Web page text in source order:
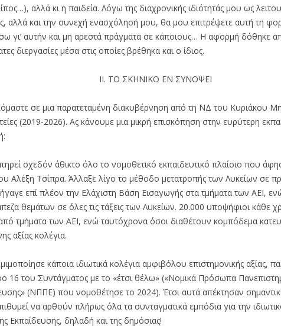
αλλά κι η παιδεία. Λόγω της διαχρονικής ιδιότητάς μου ως
αλλά και την συνεχή ενασχόλησή μου, θα μου επιτρέψετε αυτή τη
γι’ αυτήν και μη αρεστά πράγματα σε κάποιους… Η αφορμή δόθηκε
διεργασίες μέσα στις οποίες βρέθηκα και ο ίδιος.
ΙΙ. ΤΟ ΣΚΗΝΙΚΟ ΕΝ ΣΥΝΟΨΕΙ
σε μια παρατεταμένη διακυβέρνηση από τη ΝΔ του Κυριάκου
(2019-2026). Ας κάνουμε μια μικρή επισκόπηση στην ευρύτερη
σχεδόν άθικτο όλο το νομοθετικό εκπαιδευτικό πλαίσιο που
Αλέξη Τσίπρα. Άλλαξε λίγο το μέθοδο μετατροπής των Λυκείων σε
επί πλέον την Ελάχιστη Βάση Εισαγωγής στα τμήματα των ΑΕΙ,
θεμάτων σε όλες τις τάξεις των Λυκείων. 20.000 υποψήφιοι κάθε
τμήματα των ΑΕΙ, ενώ ταυτόχρονα όσοι διαθέτουν κομπόδεμα
αξίας κολέγια.
κάποια ιδιωτικά κολέγια αμφιβόλου επιστημονικής αξίας,
16 του Συντάγματος με το «έτσι θέλω» («Νομικά Πρόσωπα
(ΝΠΠΕ) που νομοθέτησε το 2024). Έτσι αυτά απέκτησαν
να αρθούν πλήρως όλα τα συνταγματικά εμπόδια για την
Εκπαίδευσης, δηλαδή και της δημόσιας!